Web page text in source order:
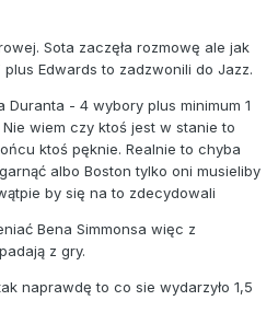
Sota zaczęła rozmowę ale jak
plus Edwards to zadzwonili do Jazz.
- 4 wybory plus minimum 1
wiem czy ktoś jest w stanie to
ktoś pęknie. Realnie to chyba
albo Boston tylko oni musieliby
by się na to zdecydowali
Bena Simmonsa więc z
z gry.
naprawdę to co sie wydarzyło 1,5